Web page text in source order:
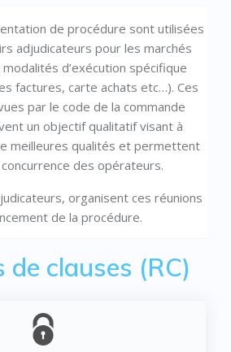
de procédure sont utilisées
adjudicateurs pour les marchés
d’exécution spécifique
factures, carte achats etc…). Ces
par le code de la commande
un objectif qualitatif visant à
meilleures qualités et permettent
des opérateurs.
organisent ces réunions
de la procédure.
de clauses (RC)